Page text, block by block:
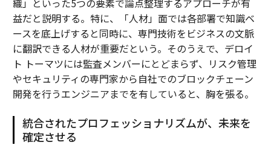
益だと説明する。特に、「人材」面では各部署で知識ベ
ースを底上げすると同時に、専門技術をビジネスの文脈
に翻訳できる人材が重要だという。そのうえで、デロイ
ト トーマツには監査メンバーにとどまらず、リスク管理
やセキュリティの専門家から自社でのブロックチェーン
開発を行うエンジニアまでを有していると、胸を張る。
統合されたプロフェッショナリズムが、未来を
確定させる